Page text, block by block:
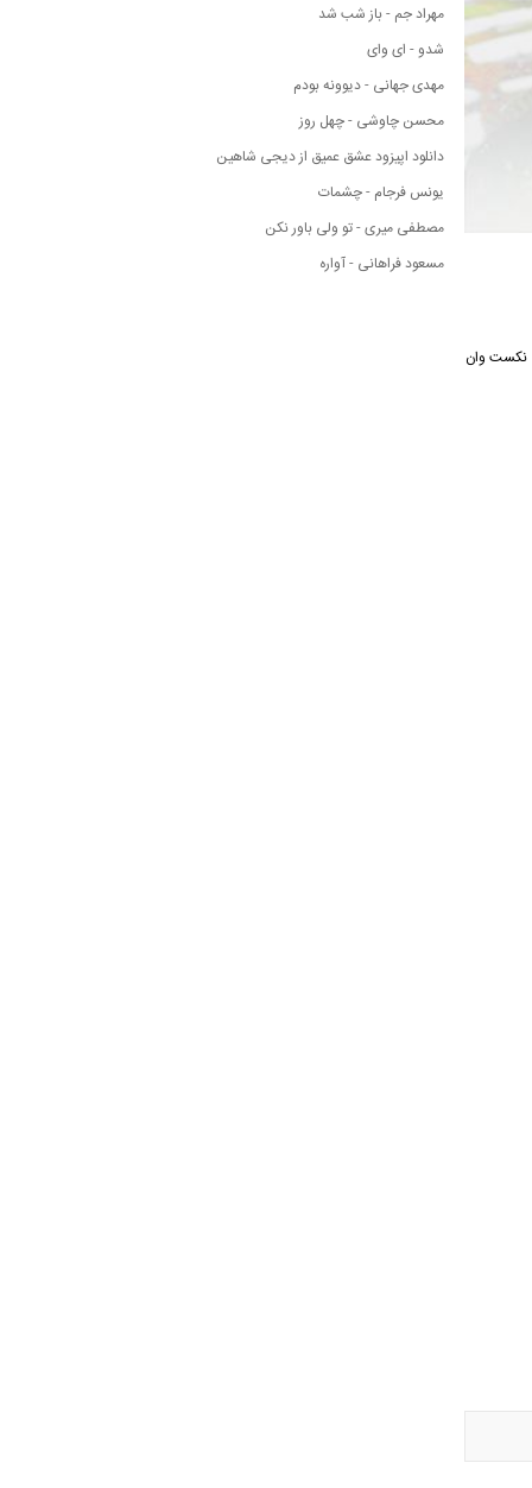
نکست وان
مهراد جم - باز شب شد
شدو - ای وای
مهدی جهانی - دیوونه بودم
محسن چاوشی - چهل روز
دانلود اپیزود عشق عمیق از دیجی شاهین
یونس فرجام - چشمات
مصطفی میری - تو ولی باور نکن
مسعود فراهانی - آواره